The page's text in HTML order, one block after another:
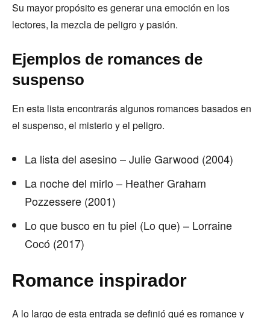
Su mayor propósito es generar una emoción en los
lectores, la mezcla de peligro y pasión.
Ejemplos de romances de
suspenso
En esta lista encontrarás algunos romances basados en
el suspenso, el misterio y el peligro.
La lista del asesino – Julie Garwood (2004)
La noche del mirlo – Heather Graham
Pozzessere (2001)
Lo que busco en tu piel (Lo que) – Lorraine
Cocó (2017)
Romance inspirador
A lo largo de esta entrada se definió qué es romance y